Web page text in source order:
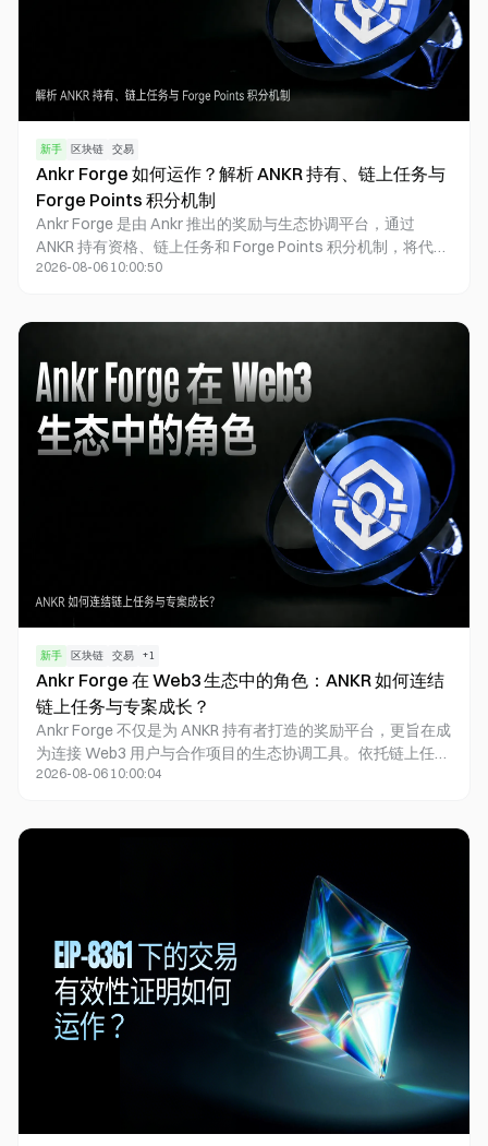
新手 区块链 交易
Ankr Forge 如何运作？解析 ANKR 持有、链上任务与
Forge Points 积分机制
Ankr Forge 是由 Ankr 推出的奖励与生态协调平台，通过
ANKR 持有资格、链上任务和 Forge Points 积分机制，将代币
持有与链上实际活动有效衔接。本文将围绕 Ankr Forge 的参
代币持有者与 Web3 生态之间的互动纽带。
2026-08-06 10:00:50
新手 区块链 交易 +1
Ankr Forge 在 Web3 生态中的角色：ANKR 如何连结
链上任务与专案成长？
Ankr Forge 不仅是为 ANKR 持有者打造的奖励平台，更旨在成
为连接 Web3 用户与合作项目的生态协调工具。依托链上任
务、可验证的用户行为和积分机制，Ankr Forge 助力合作项目
2026-08-06 10:00:04